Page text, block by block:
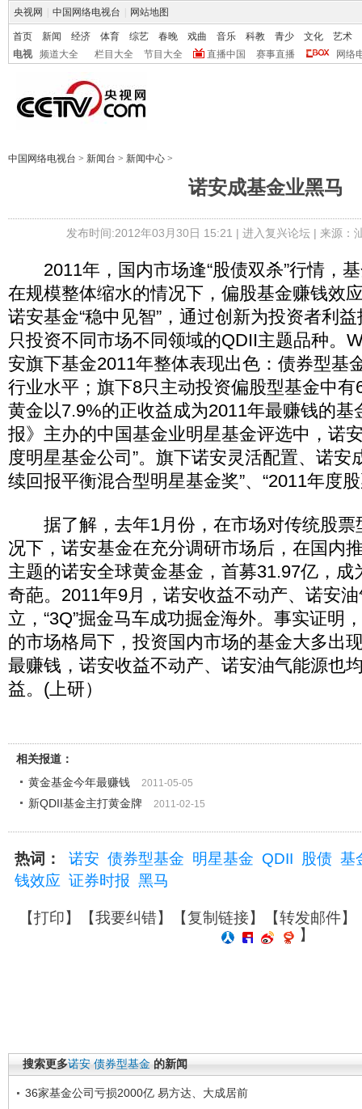
央视网 中国网络电视台 网站地图
首页 新闻 经济 体育 综艺 春晚 戏曲 音乐 科教 青少 文化
艺术
电视
频道大全 栏目大全 节目大全 直播中国 赛事直播 网络
中国网络电视台 > 新闻台 > 新闻中心 >
诺安成基金业黑马
发布时间:2012年03月30日 15:21 | 进入复兴论坛| 来源：
2011年，国内市场逢“股债双杀”行情，
在规模整体缩水的情况下，偏股基金赚钱效
诺安基金“稳中见智”，通过创新为投资者利
只投资不同市场不同领域的QDII主题品种。
安旗下基金2011年整体表现出色：债券型基
行业水平；旗下8只主动投资偏股型基金中
黄金以7.9%的正收益成为2011年最赚钱的基
报》主办的中国基金业明星基金评选中，诺
度明星基金公司”。旗下诺安灵活配置、诺安
续回报平衡混合型明星基金奖”、“2011年度
据了解，去年1月份，在市场对传统股票
况下，诺安基金在充分调研市场后，在国内
主题的诺安全球黄金基金，首募31.97亿，成
奇葩。2011年9月，诺安收益不动产、诺安
立，“3Q”掘金马车成功掘金海外。事实证明
的市场格局下，投资国内市场的基金大多出
最赚钱，诺安收益不动产、诺安油气能源也
益。(上研）
相关报道：
黄金基金今年最赚钱
2011-05-05
新QDII基金主打黄金牌 2011-02-15
热词： 诺安 债券型基金 明星基金 QDII 股债 基
钱效应 证券时报 黑马
【打印】【我要纠错】【复制链接】【转发邮件】
】
搜索更多诺安 债券型基金 的新闻
36家基金公司亏损2000亿 易方达、大成居前